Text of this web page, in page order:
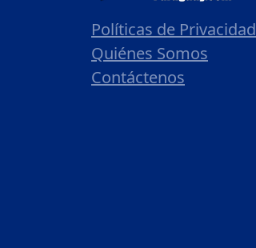
Políticas de Privacidad
Quiénes Somos
Contáctenos